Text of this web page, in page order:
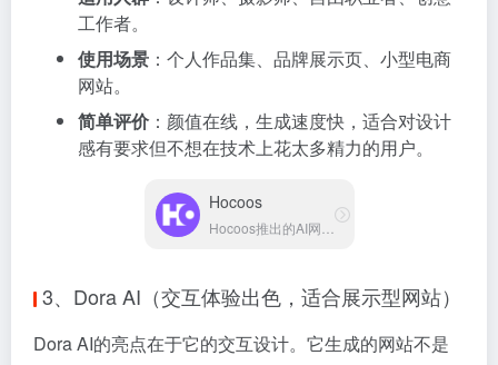
工作者。
使用场景 ：个人作品集、品牌展示页、小型电商
网站。
简单评价：颜值在线，生成速度快，适合对设计
感有要求但不想在技术上花太多精力的用户。
Hocoos
Hocoos推出的AI网站生成工具
3、Dora AI（交互体验出色，适合展示型网站）
Dora AI的亮点在于它的交互设计。它生成的网站不是